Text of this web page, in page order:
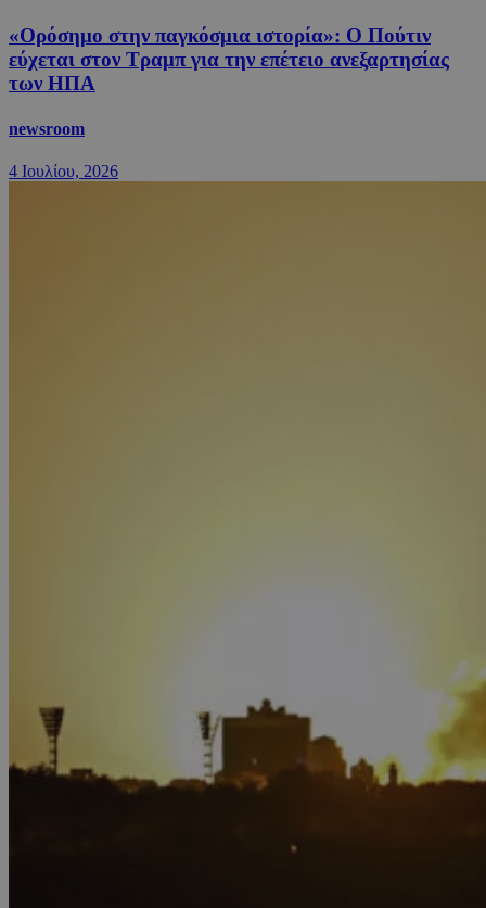
«Oρόσημο στην παγκόσμια ιστορία»: Ο Πούτιν
εύχεται στον Τραμπ για την επέτειο ανεξαρτησίας
των ΗΠΑ
newsroom
4 Ιουλίου, 2026